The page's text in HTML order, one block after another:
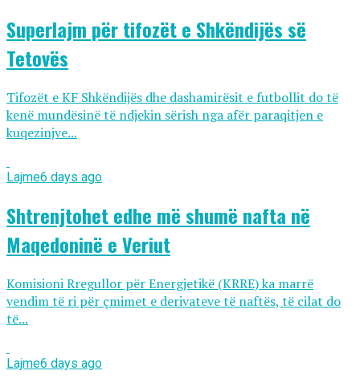
Superlajm për tifozët e Shkëndijës së
Tetovës
Tifozët e KF Shkëndijës dhe dashamirësit e futbollit do të
kenë mundësinë të ndjekin sërish nga afër paraqitjen e
kuqezinjve...
Lajme6 days ago
Shtrenjtohet edhe më shumë nafta në
Maqedoninë e Veriut
Komisioni Rregullor për Energjetikë (KRRE) ka marrë
vendim të ri për çmimet e derivateve të naftës, të cilat do
të...
Lajme6 days ago